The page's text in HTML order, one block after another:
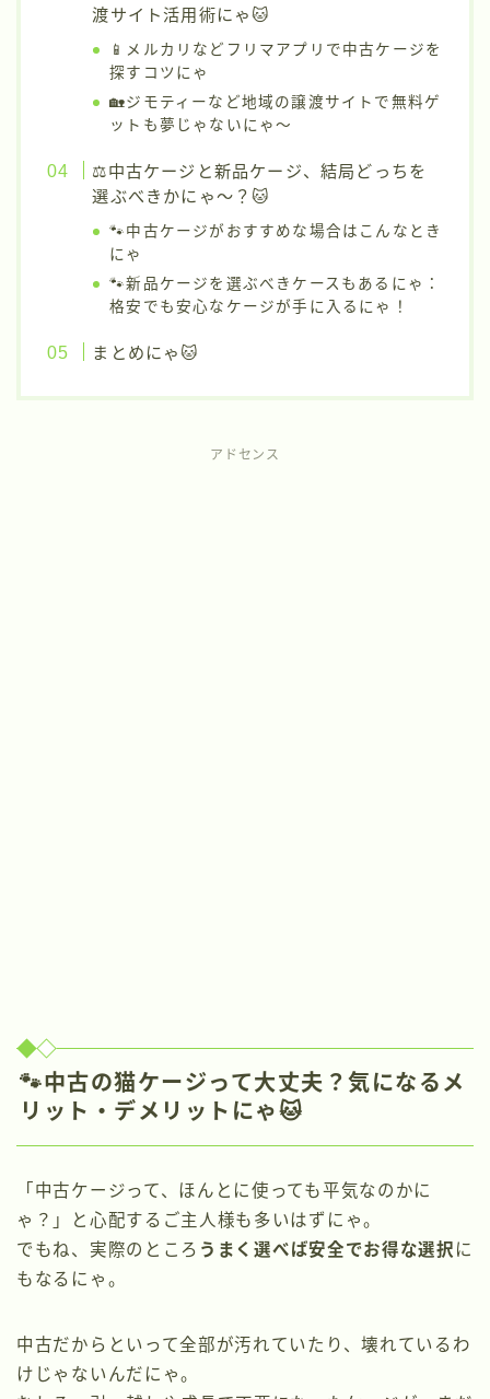
渡サイト活用術にゃ🐱
📱メルカリなどフリマアプリで中古ケージを
探すコツにゃ
🏡ジモティーなど地域の譲渡サイトで無料ゲ
ットも夢じゃないにゃ〜
⚖️中古ケージと新品ケージ、結局どっちを
選ぶべきかにゃ〜？🐱
🐾中古ケージがおすすめな場合はこんなとき
にゃ
🐾新品ケージを選ぶべきケースもあるにゃ：
格安でも安心なケージが手に入るにゃ！
まとめにゃ🐱
アドセンス
🐾中古の猫ケージって大丈夫？気になるメ
リット・デメリットにゃ🐱
「中古ケージって、ほんとに使っても平気なのかに
ゃ？」と心配するご主人様も多いはずにゃ。
でもね、実際のところ うまく選べば安全でお得な選択 に
もなるにゃ。
中古だからといって全部が汚れていたり、壊れているわ
けじゃないんだにゃ。